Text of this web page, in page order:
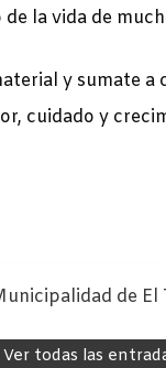
la vida de
y sumate a
cuidado y
de El
Ver todas las